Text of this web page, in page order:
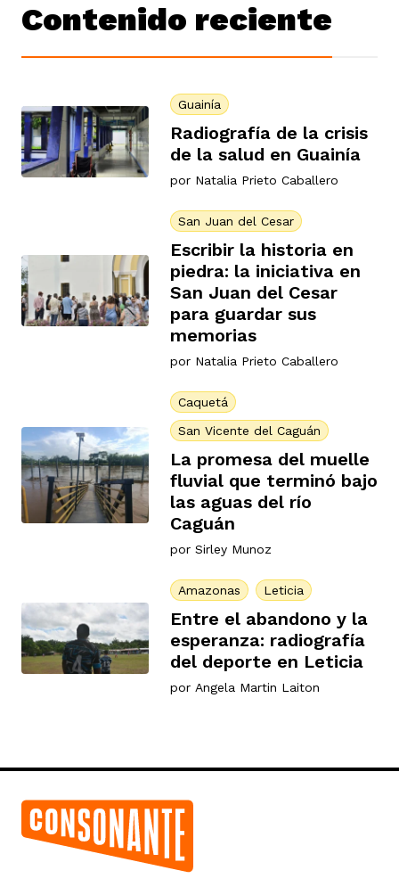
Contenido reciente
Guainía
Radiografía de la crisis
de la salud en Guainía
por Natalia Prieto Caballero
San Juan del Cesar
Escribir la historia en
piedra: la iniciativa en
San Juan del Cesar
para guardar sus
memorias
por Natalia Prieto Caballero
Caquetá
San Vicente del Caguán
La promesa del muelle
fluvial que terminó bajo
las aguas del río
Caguán
por Sirley Munoz
Amazonas Leticia
Entre el abandono y la
esperanza: radiografía
del deporte en Leticia
por Angela Martin Laiton